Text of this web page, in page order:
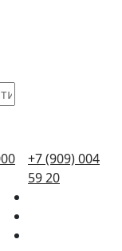
+7 (909) 004
59 20